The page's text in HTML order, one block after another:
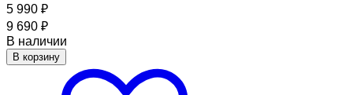
5 990 ₽
9 690 ₽
В наличии
В корзину